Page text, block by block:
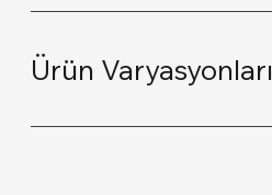
Ürün Varyasyonları